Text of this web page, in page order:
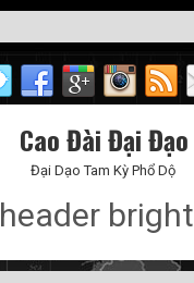
Cao Đài Đại Đạo
Đại Dạo Tam Kỳ Phổ Dộ
header bright